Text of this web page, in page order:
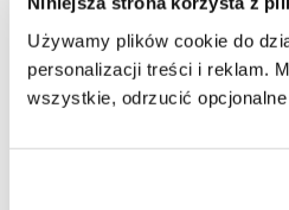
Używamy plików cookie do
personalizacji treści i reklam.
wszystkie, odrzucić
szybki montaż
drzwi przystosowane do montażu
brodziku
montaż z listwą progową lub bez
- listwa progowa jest elementem
- listwa progowa oraz dodatkowa
z pozostałymi częściami kabiny